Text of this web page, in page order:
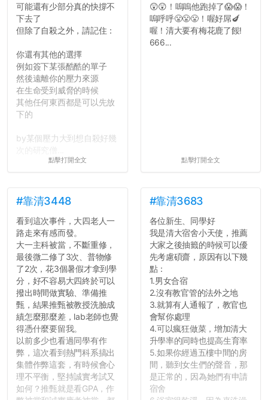
可能還有少部分真的快撐不
下去了
但除了自殺之外，請記住：
你還有其他的選擇
例如簽下某張酷酷的單子
然後遠離你的壓力來源
在生命受到威脅的時候
其他任何東西都是可以先放
下的
by某個壓力大到想自殺好幾
點擊打開全文
😲😲！嗚嗚他跑掉了😱😱！
嗚呼呼😤😤😤！喔好屌🍆
喔！清大要有梅花鹿了餒!
666...
點擊打開全文
#靠清3448
看到這次事件，大四老人一
路走來有感而發。
大一主科被當，不斷重修，
最後微二修了3次、普物修
了2次，花3個暑假才拿到學
分，好不容易大四終於可以
撥出時間做實驗、準備推
甄，結果推甄被教授洗臉成
績怎麼那麼差，lab老師也覺
得憑什麼要留我。
以前多少也看過同學有作
弊，這次看到熱門科系搞出
集體作弊這套，有時候會心
理不平衡，堅持誠實考試又
如何？推甄就是看GPA，作
#靠清3683
各位新生、同學好
我是清大宿舍小天使，推薦
大家之後抽籤的時候可以優
先考慮碩齋，原因有以下幾
點：
1.男女合宿
2.沒有教官管的法外之地
3.就算有人通報了，教官也
會幫你處理
4.可以瘋狂做菜，增加清大
升學率的同時也提高生育率
5.如果你經過五樓中間的房
間，聽到女生們的聲音，那
是正常的，因為她們有申請
宿舍